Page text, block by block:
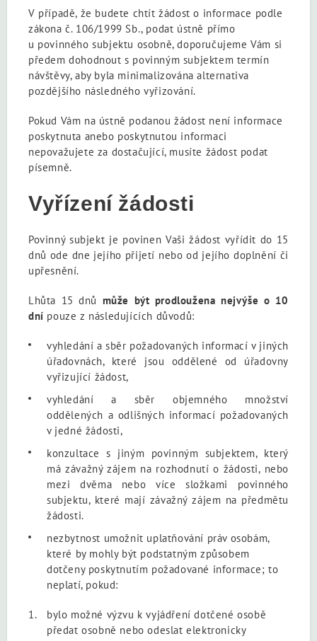
V případě, že budete chtít žádost o informace podle
zákona č. 106/1999 Sb., podat ústně přímo
u povinného subjektu osobně, doporučujeme Vám si
předem dohodnout s povinným subjektem termín
návštěvy, aby byla minimalizována alternativa
pozdějšího následného vyřizování.
Pokud Vám na ústně podanou žádost není informace
poskytnuta anebo poskytnutou informaci
nepovažujete za dostačující, musíte žádost podat
písemně.
Vyřízení žádosti
Povinný subjekt je povinen Vaši žádost vyřídit do 15
dnů ode dne jejího přijetí nebo od jejího doplnění či
upřesnění.
Lhůta 15 dnů může být prodloužena nejvýše o 10
dní pouze z následujících důvodů:
vyhledání a sběr požadovaných informací v jiných
úřadovnách, které jsou oddělené od úřadovny
vyřizující žádost,
vyhledání a sběr objemného množství
oddělených a odlišných informací požadovaných
v jedné žádosti,
konzultace s jiným povinným subjektem, který
má závažný zájem na rozhodnutí o žádosti, nebo
mezi dvěma nebo více složkami povinného
subjektu, které mají závažný zájem na předmětu
žádosti.
nezbytnost umožnit uplatňování práv osobám,
které by mohly být podstatným způsobem
dotčeny poskytnutím požadované informace; to
neplatí, pokud:
bylo možné výzvu k vyjádření dotčené osobě
předat osobně nebo odeslat elektronicky